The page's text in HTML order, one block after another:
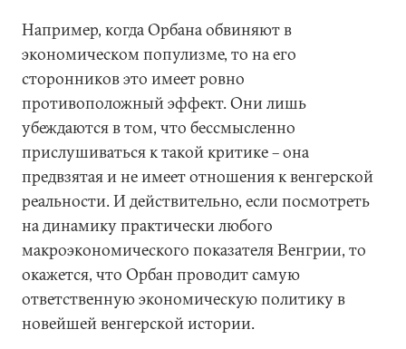
Например, когда Орбана обвиняют в
экономическом популизме, то на его
сторонников это имеет ровно
противоположный эффект. Они лишь
убеждаются в том, что бессмысленно
прислушиваться к такой критике – она
предвзятая и не имеет отношения к венгерской
реальности. И действительно, если посмотреть
на динамику практически любого
макроэкономического показателя Венгрии, то
окажется, что Орбан проводит самую
ответственную экономическую политику в
новейшей венгерской истории.